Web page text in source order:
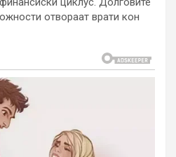
отвораат врати кон